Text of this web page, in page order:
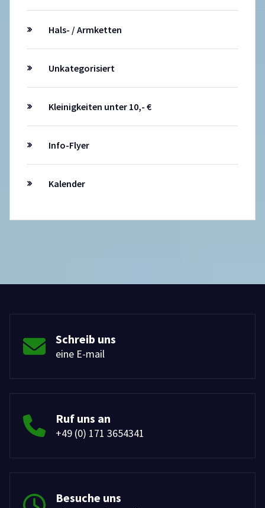
Hals- / Armketten
Unkategorisiert
Kleinigkeiten unter 10,- €
Info-Flyer
Kalender
Schreib uns
eine E-mail
Ruf uns an
+49 (0) 171 3654341
Besuche uns